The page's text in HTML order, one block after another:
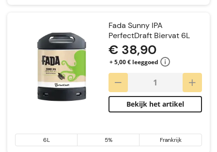
Fada Sunny IPA
PerfectDraft Biervat 6L
€ 38,90
+ 5,00 € leeggoed
Bekijk het artikel
6L 5% Frankrijk